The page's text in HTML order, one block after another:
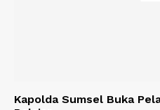
Kapolda Sumsel Buka